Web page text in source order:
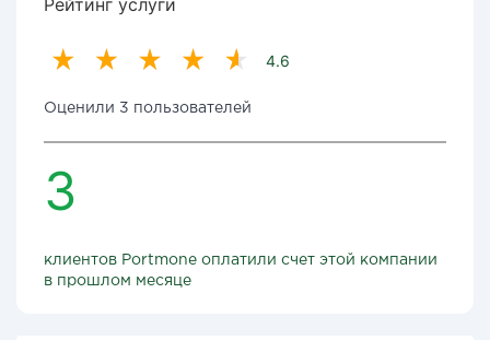
Рейтинг услуги
4.6
Оценили 3 пользователей
3
клиентов Portmone оплатили счет этой компании
в прошлом месяце